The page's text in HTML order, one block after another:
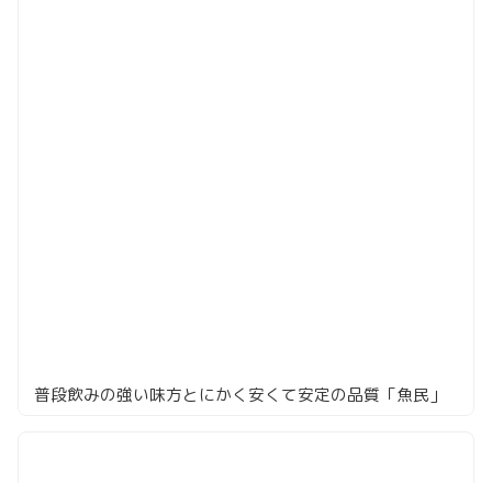
普段飲みの強い味方とにかく安くて安定の品質「魚民」